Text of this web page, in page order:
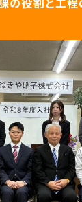
役割と工程